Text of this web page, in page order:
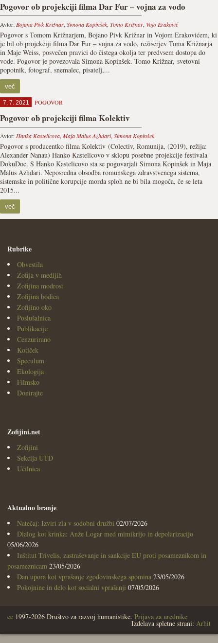
Pogovor ob projekciji filma Dar Fur – vojna za vodo
Avtor: Bojana Pivk Križnar, Simona Kopinšek, Tomo Križnar, Vojo Eraković
Pogovor s Tomom Križnarjem, Bojano Pivk Križnar in Vojom Erakovićem, ki
je bil ob projekciji filma Dar Fur – vojna za vodo, režiserjev Toma Križnarja
in Maje Weiss, posvečen pravici do čistega okolja ter predvsem dostopa do
vode. Pogovor je povezovala Simona Kopinšek. Tomo Križnar, svetovni
popotnik, fotograf, snemalec, pisatelj,...
več
7. 7. 2021 POGOVOR
Pogovor ob projekciji filma Kolektiv
Avtor: Hanka Kastelicova, Maja Malus Azhdari, Simona Kopinšek
Pogovor s producentko filma Kolektiv (Colectiv, Romunija, (2019), režija:
Alexander Nanau) Hanko Kastelicovo v sklopu posebne projekcije festivala
DokuDoc. S Hanko Kastelicovo sta se pogovarjali Simona Kopinšek in Maja
Malus Azhdari. Neposredna obsodba romunskega zdravstvenega sistema,
sistemske in politične korupcije morda sploh ne bi bila mogoča, če se leta
2015...
več
Rubrike
Obvestila
Zofija v medijih
Zofijina modrost
Zofijina bodica
Zofijino oko
Poslušalnica
Publikacije
Cenzurirano
Kotiček
Speculum
Ekologija
Filmsko
Donirajte
Zofijini.net
Zofijini
Sekcija UTD
Učilnica
Aktualno branje
Natečaj: Izviri zla v sodobni družbi 02/07/2026
Dialog kot krinka: Anže Logar med mimikrijo in depolarizacijo
05/06/2026
Inštitut Trivelis, zastraševanje in sankcije EU proti posameznikom in
posameznicam 23/05/2026
Dan upora kot vprašanje zgodovinskega spomina 23/05/2026
Pokojnine in delo kot socialni vprašanji 07/05/2026
cc 1997-2026 Društvo za razvoj humanistike. Prijava za urednike
Izdelava spletne strani: Arhit